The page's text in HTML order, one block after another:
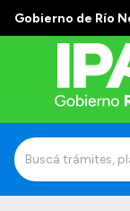
Gobierno de Río